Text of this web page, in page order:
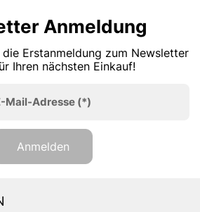
Anmeldung
Erstanmeldung zum Newsletter
Ihren nächsten Einkauf!
Mail-Adresse (*)
Anmelden